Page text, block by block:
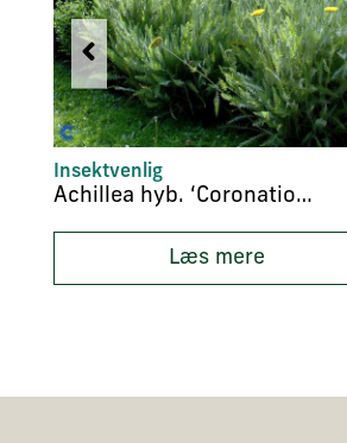
Insektvenlig
Achillea hyb. ‘Coronation Gold’
Læs mere